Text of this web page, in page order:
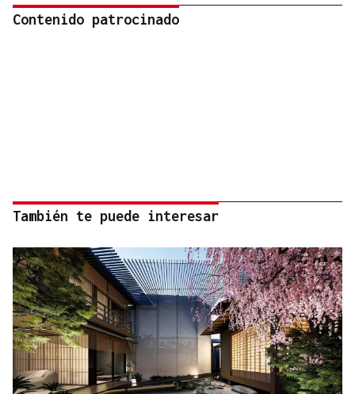
Contenido patrocinado
También te puede interesar